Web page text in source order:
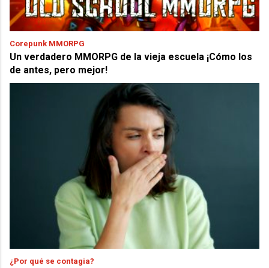
Corepunk MMORPG
Un verdadero MMORPG de la vieja escuela ¡Cómo los
de antes, pero mejor!
¿Por qué se contagia?